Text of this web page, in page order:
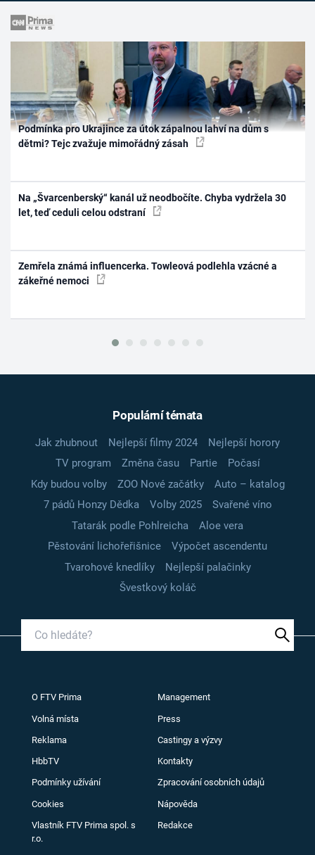
Podmínka pro Ukrajince za útok zápalnou lahví na dům s
dětmi? Tejc zvažuje mimořádný zásah
Na „Švarcenberský“ kanál už neodbočíte. Chyba vydržela 30
let, teď ceduli celou odstraní
Zemřela známá influencerka. Towleová podlehla vzácné a
zákeřné nemoci
Populární témata
Jak zhubnout Nejlepší filmy 2024
Nejlepší horory
TV program
Změna času Partie
Počasí
Kdy budou volby
ZOO Nové začátky
Auto – katalog
7 pádů Honzy Dědka
Volby 2025
Svařené víno
Tatarák podle Pohlreicha
Aloe vera
Pěstování lichořeřišnice
Výpočet ascendentu
Tvarohové knedlíky
Nejlepší palačinky
Švestkový koláč
O FTV Prima Management
Volná místa Press
Reklama Castingy a výzvy
HbbTV Kontakty
Podmínky užívání Zpracování osobních údajů
Cookies Nápověda
Vlastník FTV Prima spol. s
r.o.
Redakce